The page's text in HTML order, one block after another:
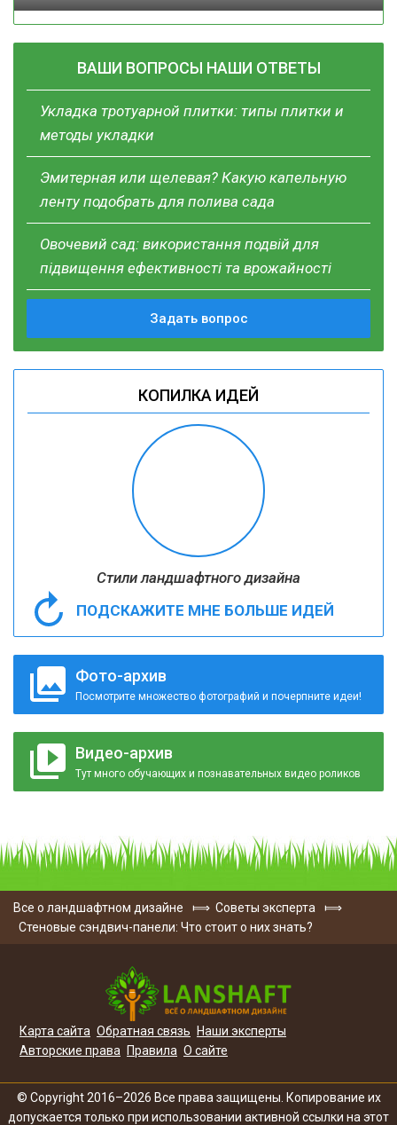
ВАШИ ВОПРОСЫ НАШИ ОТВЕТЫ
Укладка тротуарной плитки: типы плитки и
методы укладки
Эмитерная или щелевая? Какую капельную
ленту подобрать для полива сада
Овочевий сад: використання подвій для
підвищення ефективності та врожайності
Задать вопрос
КОПИЛКА ИДЕЙ
Стили ландшафтного дизайна
ПОДСКАЖИТЕ МНЕ БОЛЬШЕ ИДЕЙ
Фото-архив
Посмотрите множество фотографий и почерпните идеи!
Видео-архив
Тут много обучающих и познавательных видео роликов
Все о ландшафтном дизайне ⟾ Советы эксперта
⟾
Стеновые сэндвич-панели: Что стоит о них знать?
Карта сайта Обратная связь
Наши эксперты
Авторские права
Правила О сайте
© Copyright 2016–2026 Все права защищены. Копирование их
допускается только при использовании активной ссылки на этот